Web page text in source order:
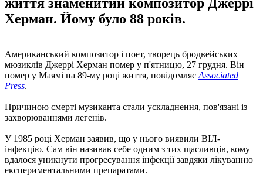
Херман. Йому було 88 років.
Американський композитор і поет, творець бродвейських
мюзиклів Джеррі Херман помер у п'ятницю, 27 грудня. Він
помер у Маямі на 89-му році життя, повідомляє Associated
Press.
Причиною смерті музиканта стали ускладнення, пов'язані із
захворюваннями легенів.
У 1985 році Херман заявив, що у нього виявили ВІЛ-
інфекцію. Сам він називав себе одним з тих щасливців, кому
вдалося уникнути прогресування інфекції завдяки лікуванню
експериментальними препаратами.